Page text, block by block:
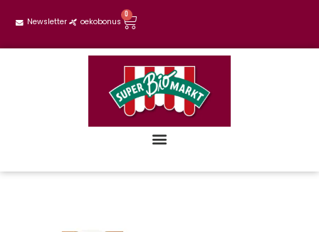
Newsletter oekobonus
0